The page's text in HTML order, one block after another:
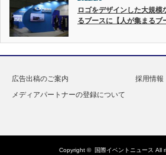
ロゴをデザインした大規
るブースに【人が集まるブ
広告出稿のご案内
採用情報
メディアパートナーの登録について
Copyright © 国際イベントニュース All